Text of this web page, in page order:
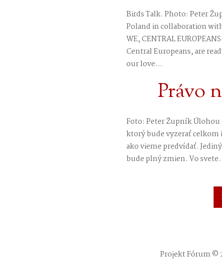
Birds Talk. Photo: Peter
Poland in collaboration
WE, CENTRAL
Central Europeans, are
our love...
Právo
Foto: Peter Župník
ktorý bude vyzerať celkom
ako vieme predvídať.
bude plný zmien. Vo
Projekt Fórum ©